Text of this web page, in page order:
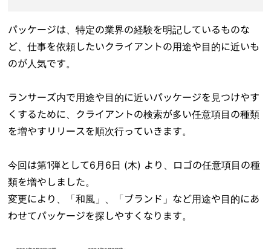
パッケージは、特定の業界の経験を明記しているものな
ど、仕事を依頼したいクライアントの用途や目的に近いも
のが人気です。
ランサーズ内で用途や目的に近いパッケージを見つけやす
くするために、クライアントの検索が多い任意項目の種類
を増やすリリースを順次行っていきます。
今回は第1弾として6月6日 (木) より、ロゴの任意項目の種
類を増やしました。
変更により、「和風」、「ブランド」など用途や目的にあ
わせてパッケージを探しやすくなります。